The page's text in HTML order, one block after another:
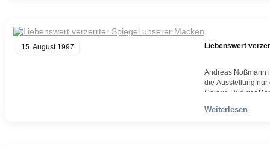
15. August 1997 Liebenswert
Andreas Noßmann
die Ausstellung nur
Galerie Rüdiger
des 19.
Weiterlesen